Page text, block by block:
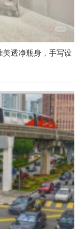
透净瓶身，手写设